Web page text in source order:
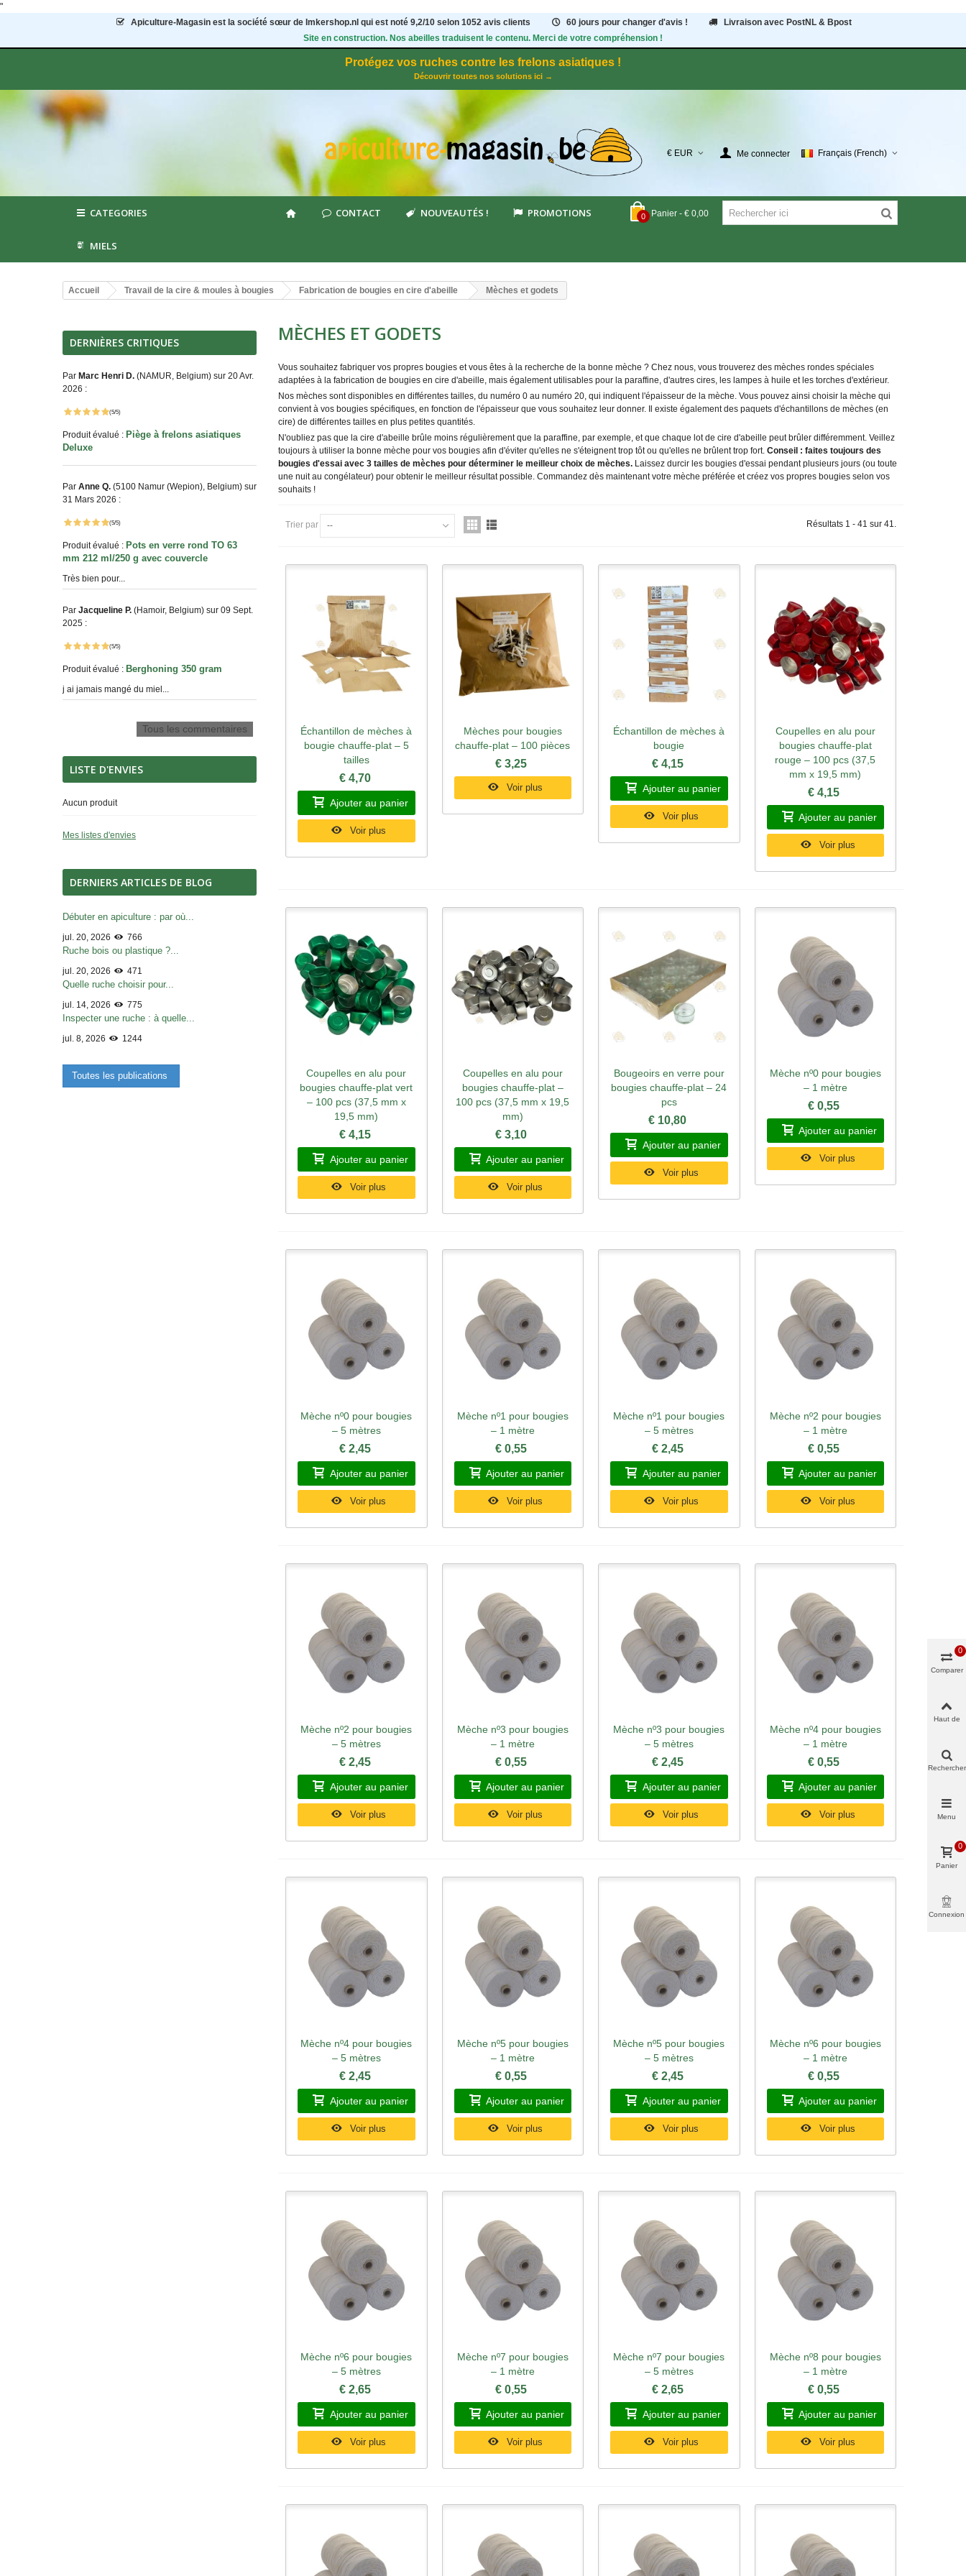
"
Apiculture-Magasin est la société sœur de Imkershop.nl qui est noté 9,2/10 selon 1052avis clients 60 jours pour changer d'avis !
Livraison avec PostNL & Bpost
Site en construction. Nos abeilles traduisent le contenu. Merci de votre compréhension !
Protégez vos ruches contre les frelons asiatiques !
Découvrir toutes nos solutions ici →
€ EUR Me connecter Français (French)
0 Panier - € 0,00
CATEGORIES CONTACT NOUVEAUTÉS ! PROMOTIONS
MIELS
Accueil Travail de la cire & moules à bougies Fabrication de bougies en cire d'abeille Mèches et godets
DERNIÈRES CRITIQUES
Par Marc Henri D. (NAMUR, Belgium) sur 20 Avr.
2026 :
(5/5)
Produit évalué : Piège à frelons asiatiques
Deluxe
Par Anne Q. (5100 Namur (Wepion), Belgium) sur
31 Mars 2026 :
(5/5)
Produit évalué : Pots en verre rond TO 63
mm 212 ml/250 g avec couvercle
Très bien pour...
Par Jacqueline P. (Hamoir, Belgium) sur 09 Sept.
2025 :
(5/5)
Produit évalué : Berghoning 350 gram
j ai jamais mangé du miel...
Tous les commentaires
LISTE D'ENVIES
Aucun produit
Mes listes d'envies
DERNIERS ARTICLES DE BLOG
Débuter en apiculture : par où...
jul. 20, 2026 766
Ruche bois ou plastique ?...
jul. 20, 2026 471
Quelle ruche choisir pour...
jul. 14, 2026 775
Inspecter une ruche : à quelle...
jul. 8, 2026 1244
Toutes les publications
MÈCHES ET GODETS
Vous souhaitez fabriquer vos propres bougies et vous êtes à la recherche de la bonne mèche ? Chez nous, vous trouverez des mèches rondes spéciales
adaptées à la fabrication de bougies en cire d'abeille, mais également utilisables pour la paraffine, d'autres cires, les lampes à huile et les torches d'extérieur.
Nos mèches sont disponibles en différentes tailles, du numéro 0 au numéro 20, qui indiquent l'épaisseur de la mèche. Vous pouvez ainsi choisir la mèche qui
convient à vos bougies spécifiques, en fonction de l'épaisseur que vous souhaitez leur donner. Il existe également des paquets d'échantillons de mèches (en
cire) de différentes tailles en plus petites quantités.
N'oubliez pas que la cire d'abeille brûle moins régulièrement que la paraffine, par exemple, et que chaque lot de cire d'abeille peut brûler différemment. Veillez
toujours à utiliser la bonne mèche pour vos bougies afin d'éviter qu'elles ne s'éteignent trop tôt ou qu'elles ne brûlent trop fort. Conseil : faites toujours des
bougies d'essai avec 3 tailles de mèches pour déterminer le meilleur choix de mèches. Laissez durcir les bougies d'essai pendant plusieurs jours (ou toute
une nuit au congélateur) pour obtenir le meilleur résultat possible. Commandez dès maintenant votre mèche préférée et créez vos propres bougies selon vos
souhaits !
Trier par -- Résultats 1 - 41 sur 41.
Aperçu rapide
Échantillon de mèches à
bougie chauffe-plat – 5
tailles
€ 4,70
Ajouter au panier
Voir plus
Aperçu rapide
Mèches pour bougies
chauffe-plat – 100 pièces
€ 3,25
Voir plus
Aperçu rapide
Échantillon de mèches à
bougie
€ 4,15
Ajouter au panier
Voir plus
Aperçu rapide
Coupelles en alu pour
bougies chauffe-plat
rouge – 100 pcs (37,5
mm x 19,5 mm)
€ 4,15
Ajouter au panier
Voir plus
Aperçu rapide
Coupelles en alu pour
bougies chauffe-plat vert
– 100 pcs (37,5 mm x
19,5 mm)
€ 4,15
Ajouter au panier
Voir plus
Aperçu rapide
Coupelles en alu pour
bougies chauffe-plat –
100 pcs (37,5 mm x 19,5
mm)
€ 3,10
Ajouter au panier
Voir plus
Aperçu rapide
Bougeoirs en verre pour
bougies chauffe-plat – 24
pcs
€ 10,80
Ajouter au panier
Voir plus
Aperçu rapide
Mèche nº0 pour bougies
– 1 mètre
€ 0,55
Ajouter au panier
Voir plus
Aperçu rapide
Mèche nº0 pour bougies
– 5 mètres
€ 2,45
Ajouter au panier
Voir plus
Aperçu rapide
Mèche nº1 pour bougies
– 1 mètre
€ 0,55
Ajouter au panier
Voir plus
Aperçu rapide
Mèche nº1 pour bougies
– 5 mètres
€ 2,45
Ajouter au panier
Voir plus
Aperçu rapide
Mèche nº2 pour bougies
– 1 mètre
€ 0,55
Ajouter au panier
Voir plus
Aperçu rapide
Mèche nº2 pour bougies
– 5 mètres
€ 2,45
Ajouter au panier
Voir plus
Aperçu rapide
Mèche nº3 pour bougies
– 1 mètre
€ 0,55
Ajouter au panier
Voir plus
Aperçu rapide
Mèche nº3 pour bougies
– 5 mètres
€ 2,45
Ajouter au panier
Voir plus
Aperçu rapide
Mèche nº4 pour bougies
– 1 mètre
€ 0,55
Ajouter au panier
Voir plus
Aperçu rapide
Mèche nº4 pour bougies
– 5 mètres
€ 2,45
Ajouter au panier
Voir plus
Aperçu rapide
Mèche nº5 pour bougies
– 1 mètre
€ 0,55
Ajouter au panier
Voir plus
Aperçu rapide
Mèche nº5 pour bougies
– 5 mètres
€ 2,45
Ajouter au panier
Voir plus
Aperçu rapide
Mèche nº6 pour bougies
– 1 mètre
€ 0,55
Ajouter au panier
Voir plus
Aperçu rapide
Mèche nº6 pour bougies
– 5 mètres
€ 2,65
Ajouter au panier
Voir plus
Aperçu rapide
Mèche nº7 pour bougies
– 1 mètre
€ 0,55
Ajouter au panier
Voir plus
Aperçu rapide
Mèche nº7 pour bougies
– 5 mètres
€ 2,65
Ajouter au panier
Voir plus
Aperçu rapide
Mèche nº8 pour bougies
– 1 mètre
€ 0,55
Ajouter au panier
Voir plus
Comparer
0
Haut de
Rechercher
Menu
Panier
0
Connexion